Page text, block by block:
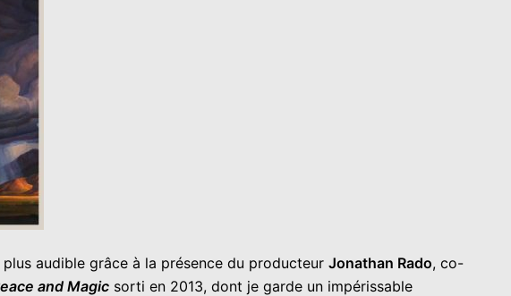
audible grâce à la présence du producteur Jonathan Rado, co-
and Magic sorti en 2013, dont je garde un impérissable